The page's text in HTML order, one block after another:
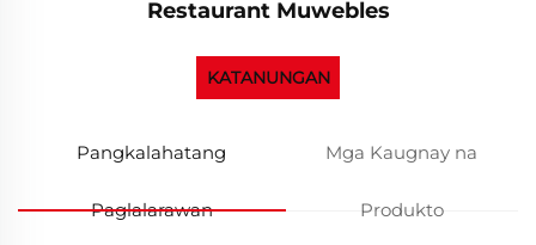
Restaurant Muwebles
KATANUNGAN
Pangkalahatang
Paglalarawan
Mga Kaugnay na
Produkto